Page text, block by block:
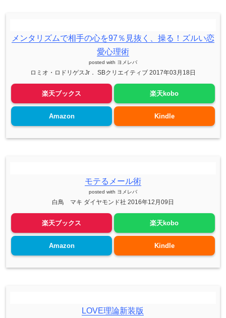
メンタリズムで相手の心を97％見抜く、操る！ズルい恋
愛心理術
posted with ヨメレバ
ロミオ・ロドリゲスJr． SBクリエイティブ 2017年03月18日
楽天ブックス 楽天kobo
Amazon Kindle
モテるメール術
posted with ヨメレバ
白鳥 マキ ダイヤモンド社 2016年12月09日
楽天ブックス 楽天kobo
Amazon Kindle
LOVE理論新装版